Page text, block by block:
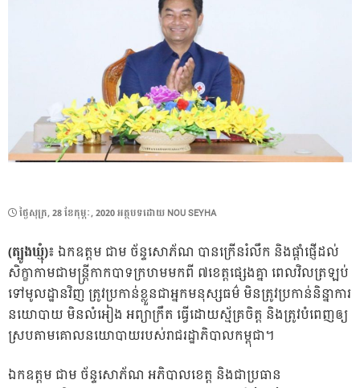
POSTED
ថ្ងៃ​សុក្រ, 28 ខែ​កុម្ភៈ, 2020អត្ថបទដោយ NOU SEYHA
(ត្បូងឃ្មុំ)៖ឯកឧត្តម ជាម ច័ន្ទសោភ័ណ បានក្រើនរំលឹក និងផ្តាំផ្ញើដល់
សិក្ខាកាមជាមន្ត្រីកាកបាទក្រហមមកពី ៧ខេត្តផ្សេងគ្នា ពេលវិលត្រឡប់
ទៅមូលដ្ឋានវិញ ត្រូវប្រកាន់ខ្លួនជាអ្នកមនុស្សធម៌ មិនត្រូវប្រកាន់និន្នាការ
នយោបាយ មិនលំអៀង អព្យាក្រឹត ធ្វើដោយស្ម័គ្រចិត្ត និងត្រូវបំពេញឲ្យ
ស្របតាមគោលនយោបាយរបស់រាជរដ្ឋាភិបាលកម្ពុជា។
ឯកឧត្តម ជាម ច័ន្ទសោភ័ណ អភិបាលខេត្ត និងជាប្រធាន